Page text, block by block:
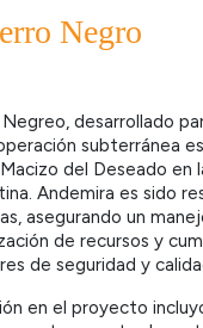
Negro
desarrollado
subterránea
del Deseado en
Andemira es sido
asegurando un
de recursos y
de seguridad y
en el proyecto